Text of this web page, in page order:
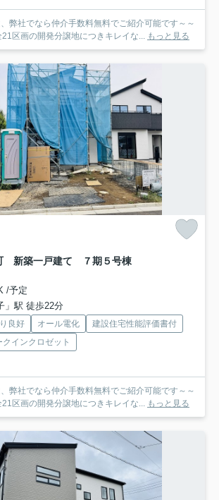
弊社でなら仲介手数料無料でご紹介可能です～～
区画の開発分譲地につきキレイな... もっと見る
新築一戸建て ７期 ５号棟
/予定
」駅 徒歩22分
良好 オール電化
建設住宅性能評価書付
クインクロゼット
弊社でなら仲介手数料無料でご紹介可能です～～
区画の開発分譲地につきキレイな... もっと見る